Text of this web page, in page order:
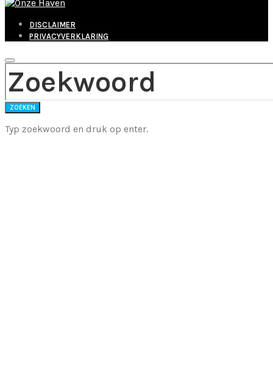
DISCLAIMER
PRIVACYVERKLARING
ZOEK NAAR:
ZOEKEN
Typ zoekwoord en druk op enter.